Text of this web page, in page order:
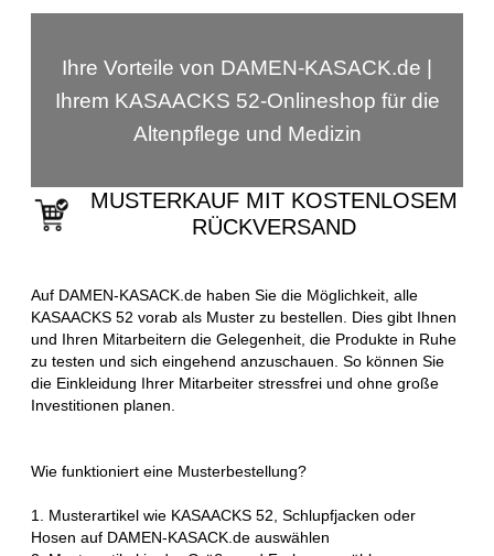
Ihre Vorteile von DAMEN-KASACK.de |
Ihrem KASAACKS 52-Onlineshop für die
Altenpflege und Medizin
MUSTERKAUF MIT KOSTENLOSEM
RÜCKVERSAND
Auf DAMEN-KASACK.de haben Sie die Möglichkeit, alle
KASAACKS 52 vorab als Muster zu bestellen. Dies gibt Ihnen
und Ihren Mitarbeitern die Gelegenheit, die Produkte in Ruhe
zu testen und sich eingehend anzuschauen. So können Sie
die Einkleidung Ihrer Mitarbeiter stressfrei und ohne große
Investitionen planen.
Wie funktioniert eine Musterbestellung?
1. Musterartikel wie KASAACKS 52, Schlupfjacken oder
Hosen auf DAMEN-KASACK.de auswählen